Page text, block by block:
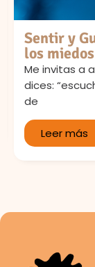
Sentir y
los miedos
Me invitas a
dices:
de
Leer más